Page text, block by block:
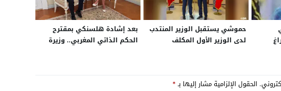
حموشي يستقبل الوزير المنتدب
لدى الوزير الأول المكلف
بعد إشادة هلسنكي بمقترح
الحكم الذاتي المغربي.. وزيرة
الحقول الإلزامية مشار إليها بـ*